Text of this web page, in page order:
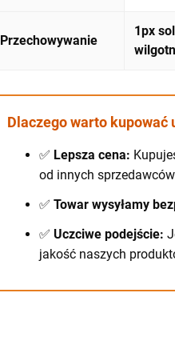
Przechowywanie
1px
Dlaczego warto kupować
✅ Lepsza cena:
od innych
✅ Towar wysyłamy
✅ Uczciwe podejście:
jakość naszych